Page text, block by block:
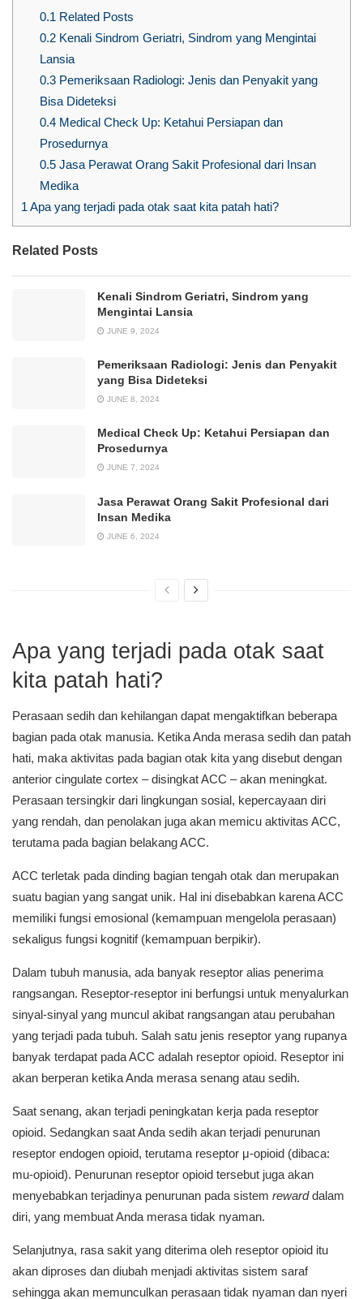
0.1 Related Posts
0.2Kenali Sindrom Geriatri, Sindrom yang Mengintai
Lansia
0.3Pemeriksaan Radiologi: Jenis dan Penyakit yang
Bisa Dideteksi
0.4Medical Check Up: Ketahui Persiapan dan
Prosedurnya
0.5Jasa Perawat Orang Sakit Profesional dari Insan
Medika
1 Apa yang terjadi pada otak saat kita patah hati?
Related Posts
Kenali Sindrom Geriatri, Sindrom yang
Mengintai Lansia
JUNE 9, 2024
Pemeriksaan Radiologi: Jenis dan Penyakit
yang Bisa Dideteksi
JUNE 8, 2024
Medical Check Up: Ketahui Persiapan dan
Prosedurnya
JUNE 7, 2024
Jasa Perawat Orang Sakit Profesional dari
Insan Medika
JUNE 6, 2024
Apa yang terjadi pada otak saat
kita patah hati?
Perasaan sedih dan kehilangan dapat mengaktifkan beberapa
bagian pada otak manusia. Ketika Anda merasa sedih dan patah
hati, maka aktivitas pada bagian otak kita yang disebut dengan
anterior cingulate cortex – disingkat ACC – akan meningkat.
Perasaan tersingkir dari lingkungan sosial, kepercayaan diri
yang rendah, dan penolakan juga akan memicu aktivitas ACC,
terutama pada bagian belakang ACC.
ACC terletak pada dinding bagian tengah otak dan merupakan
suatu bagian yang sangat unik. Hal ini disebabkan karena ACC
memiliki fungsi emosional (kemampuan mengelola perasaan)
sekaligus fungsi kognitif (kemampuan berpikir).
Dalam tubuh manusia, ada banyak reseptor alias penerima
rangsangan. Reseptor-reseptor ini berfungsi untuk menyalurkan
sinyal-sinyal yang muncul akibat rangsangan atau perubahan
yang terjadi pada tubuh. Salah satu jenis reseptor yang rupanya
banyak terdapat pada ACC adalah reseptor opioid. Reseptor ini
akan berperan ketika Anda merasa senang atau sedih.
Saat senang, akan terjadi peningkatan kerja pada reseptor
opioid. Sedangkan saat Anda sedih akan terjadi penurunan
reseptor endogen opioid, terutama reseptor μ-opioid (dibaca:
mu-opioid). Penurunan reseptor opioid tersebut juga akan
menyebabkan terjadinya penurunan pada sistem rewarddalam
diri, yang membuat Anda merasa tidak nyaman.
Selanjutnya, rasa sakit yang diterima oleh reseptor opioid itu
akan diproses dan diubah menjadi aktivitas sistem saraf
sehingga akan memunculkan perasaan tidak nyaman dan nyeri